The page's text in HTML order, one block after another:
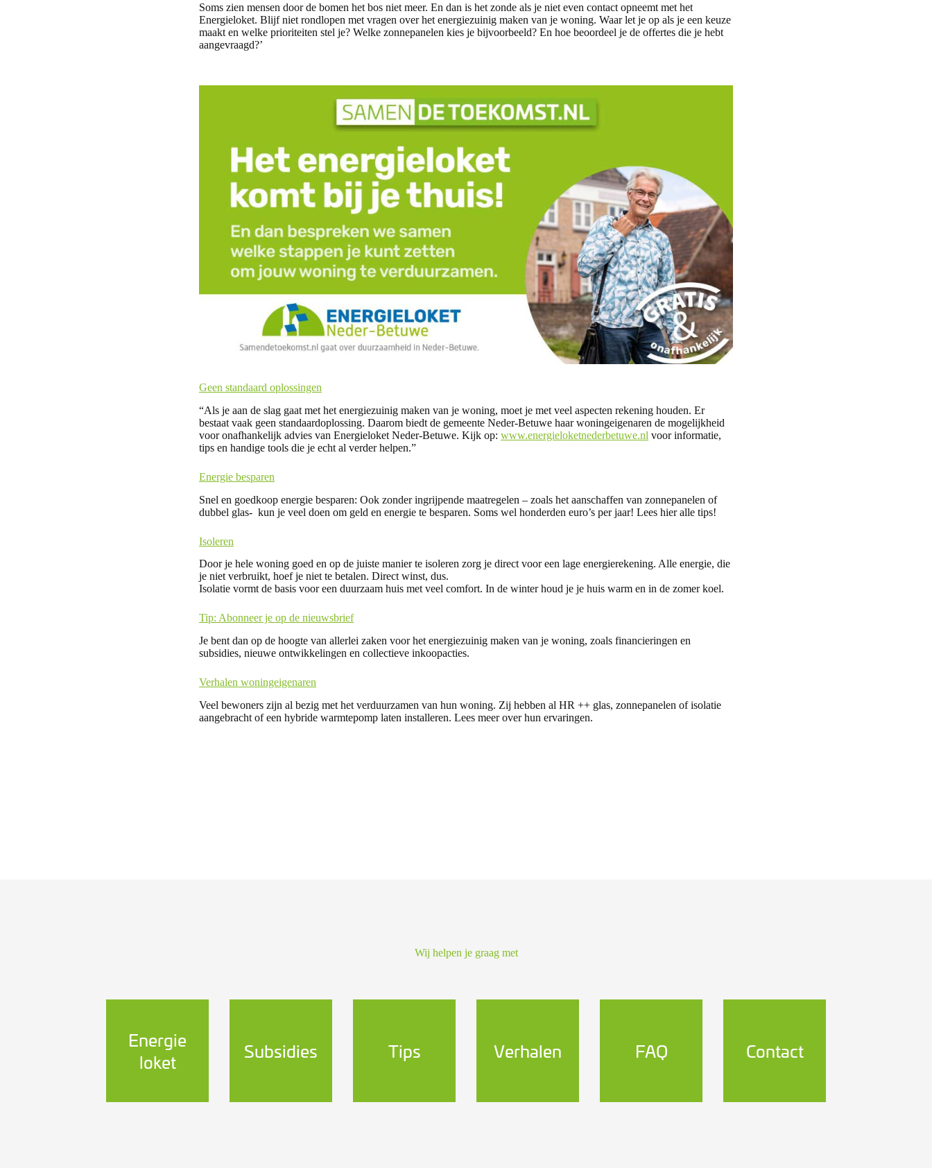
Soms zien mensen door de bomen het bos niet meer. En dan is het zonde als je niet even contact opneemt met het
Energieloket. Blijf niet rondlopen met vragen over het energiezuinig maken van je woning. Waar let je op als je een keuze
maakt en welke prioriteiten stel je? Welke zonnepanelen kies je bijvoorbeeld? En hoe beoordeel je de offertes die je hebt
aangevraagd?’
Geen standaard oplossingen
“Als je aan de slag gaat met het energiezuinig maken van je woning, moet je met veel aspecten rekening houden. Er
bestaat vaak geen standaardoplossing. Daarom biedt de gemeente Neder-Betuwe haar woningeigenaren de mogelijkheid
voor onafhankelijk advies van Energieloket Neder-Betuwe. Kijk op: www.energieloketnederbetuwe.nl voor informatie,
tips en handige tools die je echt al verder helpen.”
Energie besparen
Snel en goedkoop energie besparen: Ook zonder ingrijpende maatregelen – zoals het aanschaffen van zonnepanelen of
dubbel glas- kun je veel doen om geld en energie te besparen. Soms wel honderden euro’s per jaar! Lees hier alle tips!
Isoleren
Door je hele woning goed en op de juiste manier te isoleren zorg je direct voor een lage energierekening. Alle energie, die
je niet verbruikt, hoef je niet te betalen. Direct winst, dus.
Isolatie vormt de basis voor een duurzaam huis met veel comfort. In de winter houd je je huis warm en in de zomer koel.
Tip: Abonneer je op de nieuwsbrief
Je bent dan op de hoogte van allerlei zaken voor het energiezuinig maken van je woning, zoals financieringen en
subsidies, nieuwe ontwikkelingen en collectieve inkoopacties.
Verhalen woningeigenaren
Veel bewoners zijn al bezig met het verduurzamen van hun woning. Zij hebben al HR ++ glas, zonnepanelen of isolatie
aangebracht of een hybride warmtepomp laten installeren. Lees meer over hun ervaringen.
Wij helpen je graag met
Energie
loket
Subsidies Tips Verhalen FAQ Contact